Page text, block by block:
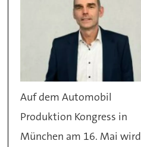
Auf dem Automobil
Produktion Kongress in
München am 16. Mai wird